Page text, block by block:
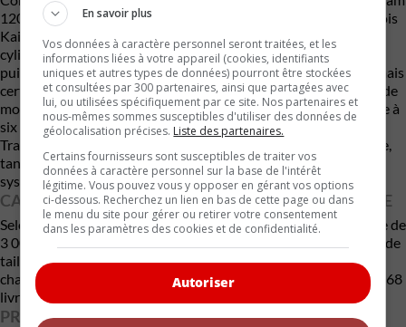
1200 est basé sur un châssis à échelle, dérivé des pickups chinois
Kaicene F70 et Changan. Sous le capot, un moteur quatre
cylindres turbo de 2,4 litres règne en maître. Il délivre une
puissance décente de 207 chevaux et un couple de 226 lb-pi, mais
certains pourraient souhaiter une gamme plus large d’options de
motorisation. Le moteur peut être associé à une boîte manuelle à
six vitesses ou à une automatique à six vitesses. Les versions
Tradesman et Bighorn restent simples avec une traction arrière,
tandis que la version haut de gamme Laramie dispose d’un
système 4×4 pour affronter des terrains plus difficiles.
CAPACITÉS DE REMORQUAGE ET DE CHARGE UTILE
Selon Stellantis, le Ram 1200 offre une capacité de remorquage de
3 000 kg (6 614 livres), se situant au niveau des autres pickups de
taille moyenne au Mexique et dans le monde. La capacité de
charge utile varie également entre 1 150 et 1 210 kg (2 535-2 668
livres) selon la version spécifique.
PRIX ET CONCURRENCE
En savoir plus
Vos données à caractère personnel seront traitées, et les
informations liées à votre appareil (cookies, identifiants
uniques et autres types de données) pourront être stockées
et consultées par 300 partenaires, ainsi que partagées avec
lui, ou utilisées spécifiquement par ce site. Nos partenaires et
nous-mêmes sommes susceptibles d'utiliser des données de
géolocalisation précises. Liste des partenaires.
Certains fournisseurs sont susceptibles de traiter vos
données à caractère personnel sur la base de l'intérêt
légitime. Vous pouvez vous y opposer en gérant vos options
ci-dessous. Recherchez un lien en bas de cette page ou dans
le menu du site pour gérer ou retirer votre consentement
dans les paramètres des cookies et de confidentialité.
Autoriser